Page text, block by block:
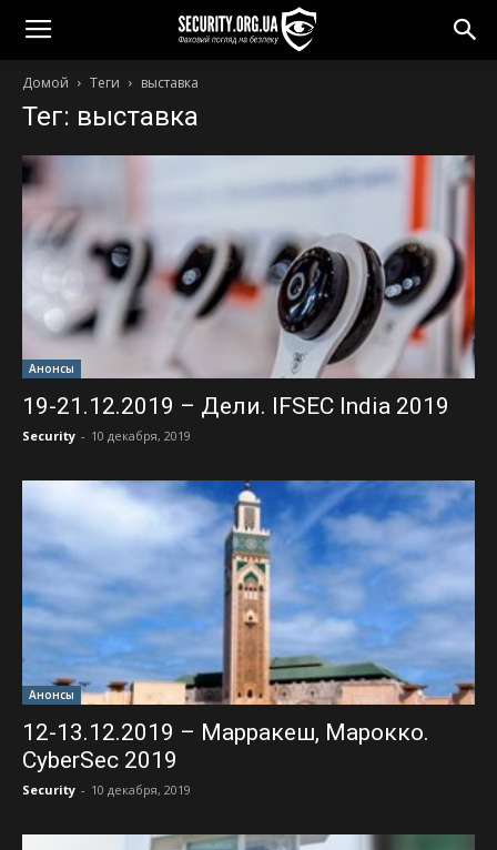
Домой Теги выставка
Тег: выставка
Анонсы
19-21.12.2019 – Дели. IFSEC India 2019
Security - 10 декабря, 2019
Анонсы
12-13.12.2019 – Марракеш, Марокко.
CyberSec 2019
Security - 10 декабря, 2019